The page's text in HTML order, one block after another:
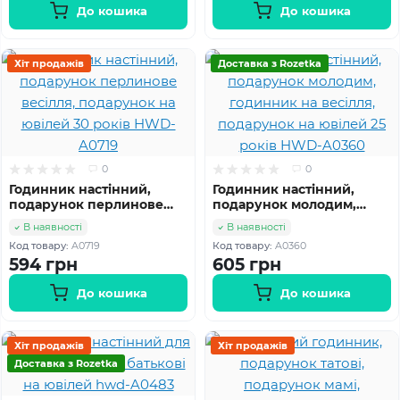
До кошика До кошика
Хіт продажів
0
Годинник настінний,
подарунок перлинове
весілля, подарунок на
ювілей 30 років HWD-
A0719
В наявності
Код товару: A0719
594 грн
До кошика
Доставка з Rozetka
0
Годинник настінний,
подарунок молодим,
годинник на весілля,
подарунок на ювілей 25
років HWD-A0360
В наявності
Код товару: A0360
605 грн
До кошика
Хіт продажів
Доставка з Rozetka
Хіт продажів